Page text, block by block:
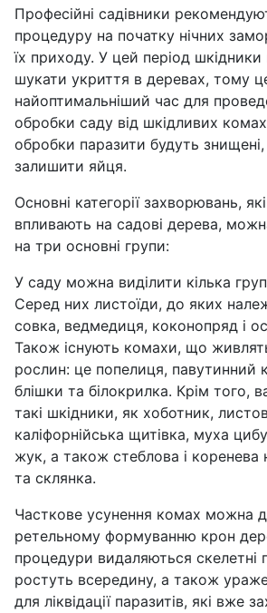
Професійні садівники
процедуру на початку нічних
їх приходу. У цей період
шукати укриття в деревах, тому
найоптимальніший час для
обробки саду від шкідливих
обробки паразити будуть
залишити яйця.
Основні категорії захворювань,
впливають на садові дерева,
на три основні групи:
У саду можна виділити кілька
Серед них листоїди, до яких
совка, ведмедиця, коконопряд і
Також існують комахи, що
рослин: це попелиця, павутинний
блішки та білокрилка. Крім того,
такі шкідники, як хоботник,
каліфорнійська щитівка, муха
жук, а також стеблова і коренева
та склянка.
Часткове усунення комах можна
ретельному формуванню крон
процедури видаляються скелетні
ростуть всередину, а також
для ліквідації паразитів, які вже